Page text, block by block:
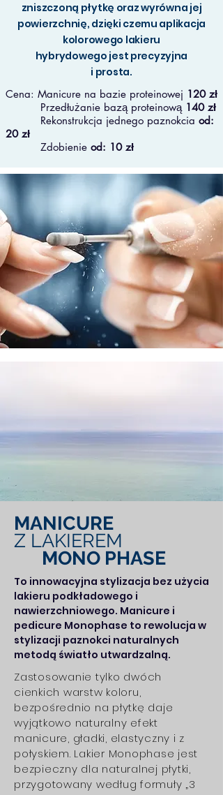
zniszczoną płytkę oraz wyrówna jej
powierzchnię, dzięki czemu aplikacja
kolorowego lakieru
hybrydowego jest precyzyjna
i prosta.
Cena: Manicure na bazie proteinowej 120 zł
Przedłużanie bazą proteinową 140 zł
Rekonstrukcja jednego paznokcia od:
20 zł
Zdobienie od: 10 zł
MANICURE
Z LAKIEREM
MONO PHASE
To innowacyjna stylizacja bez użycia
lakieru podkładowego i
nawierzchniowego. Manicure i
pedicure Monophase to rewolucja w
stylizacji paznokci naturalnych
metodą światło utwardzalną.
Zastosowanie tylko dwóch
cienkich warstw koloru,
bezpośrednio na płytkę daje
wyjątkowo naturalny efekt
manicure, gładki, elastyczny i z
połyskiem. Lakier Monophase jest
bezpieczny dla naturalnej płytki,
przygotowany według formuły „3